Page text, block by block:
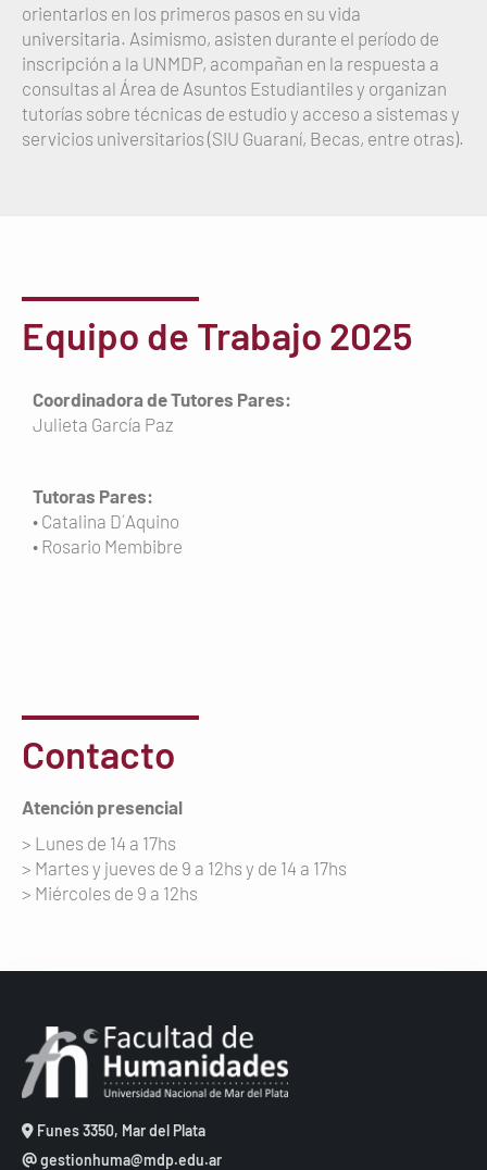
orientarlos en los primeros pasos en su vida
universitaria. Asimismo, asisten durante el período de
inscripción a la UNMDP, acompañan en la respuesta a
consultas al Área de Asuntos Estudiantiles y organizan
tutorías sobre técnicas de estudio y acceso a sistemas y
servicios universitarios (SIU Guaraní, Becas, entre otras).
Equipo de Trabajo 2025
Coordinadora de Tutores Pares:
Julieta García Paz
Tutoras Pares:
• Catalina D´Aquino
• Rosario Membibre
Contacto
Atención presencial
> Lunes de 14 a 17hs
> Martes y jueves de 9 a 12hs y de 14 a 17hs
> Miércoles de 9 a 12hs
Funes 3350, Mar del Plata
gestionhuma@mdp.edu.ar